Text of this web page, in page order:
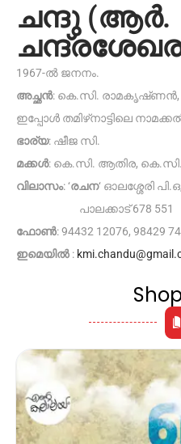
ചന്ദു (ആർ.
1967-ൽ ജനനം.
അച്ഛൻ: കെ.സി. രാമകൃഷ്‌ണൻ,
ഇപ്പോൾ തമിഴ്‌നാട്ടിലെ
ഭാര്യ: ഷീജ സി.
മക്കൾ: കെ.സി. ആതിര,
വിലാസം: ‘രചന‘ ഓലശ്ശേരി പി.ഒ,
പാലക്കാട് 678 551
ഫോൺ: 94432 12076, 98429
ഇമെയിൽ :